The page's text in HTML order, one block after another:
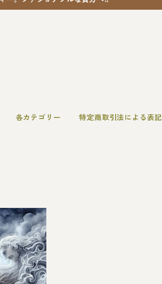
各カテゴリー 特定商取引法による表記